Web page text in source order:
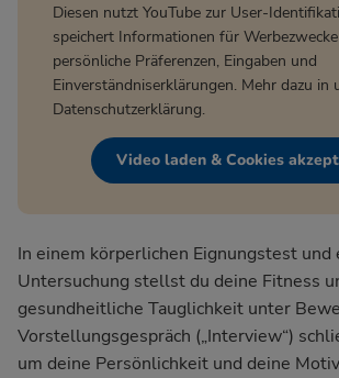
Diesen nutzt YouTube zur User-
speichert Informationen für
persönliche Präferenzen, Eingaben und
Einverständniserklärungen. Mehr dazu in
Datenschutzerklärung.
Video laden & Cookies
In einem körperlichen Eignungstest und
Untersuchung stellst du deine Fitness
gesundheitliche Tauglichkeit unter
Vorstellungsgespräch („Interview“)
um deine Persönlichkeit und deine